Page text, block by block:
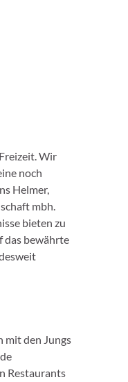
Wir
noch
Helmer,
mbh.
bieten zu
das bewährte
mit den Jungs
Restaurants